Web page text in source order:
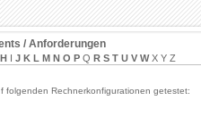
/ Anforderungen
H I J K L M N O P Q R S T U V WX Y Z
folgenden Rechnerkonfigurationen getestet: